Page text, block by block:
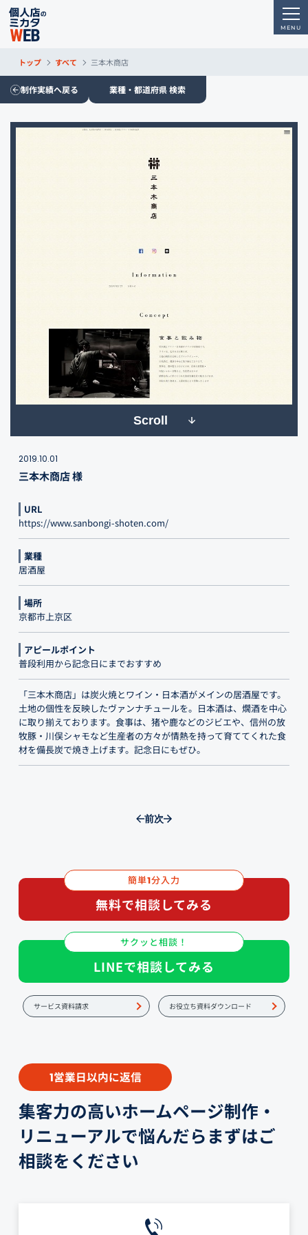
トップ すべて 三本木商店
制作実績へ戻る 業種・都道府県 検索
Scroll
2019.10.01
三本木商店 様
URL
https://www.sanbongi-shoten.com/
業種
居酒屋
場所
京都市上京区
アピールポイント
普段利用から記念日にまでおすすめ
「三本木商店」は炭火焼とワイン・日本酒がメインの居酒屋です。
土地の個性を反映したヴァンナチュールを。日本酒は、燗酒を中心
に取り揃えております。食事は、猪や鹿などのジビエや、信州の放
牧豚・川俣シャモなど生産者の方々が情熱を持って育ててくれた食
材を備長炭で焼き上げます。記念日にもぜひ。
前次
簡単1分入力
無料で相談してみる
サクッと相談！
LINEで相談してみる
サービス資料請求 お役立ち資料ダウンロード
1営業日以内に返信
集客力の高いホームページ制作・
リニューアルで悩んだらまずはご
相談をください